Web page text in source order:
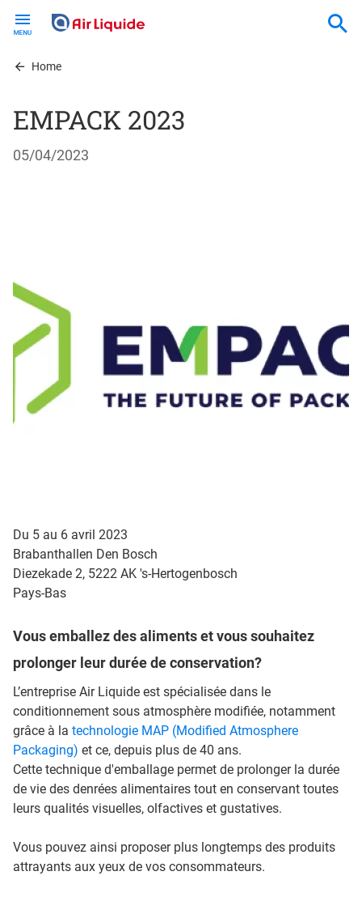
contentHome
EMPACK 2023
05/04/2023
Du 5 au 6 avril 2023
Brabanthallen Den Bosch
Diezekade 2, 5222 AK 's-Hertogenbosch
Pays-Bas
Vous emballez des aliments et vous souhaitez
prolonger leur durée de conservation?
L’entreprise Air Liquide est spécialisée dans le
conditionnement sous atmosphère modifiée, notamment
grâce à la technologie MAP (Modified Atmosphere
Packaging) et ce, depuis plus de 40 ans.
Cette technique d'emballage permet de prolonger la durée
de vie des denrées alimentaires tout en conservant toutes
leurs qualités visuelles, olfactives et gustatives.
Vous pouvez ainsi proposer plus longtemps des produits
attrayants aux yeux de vos consommateurs.